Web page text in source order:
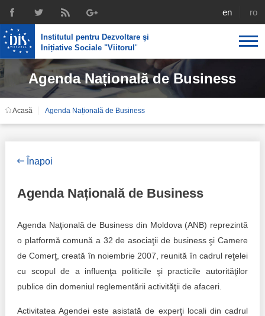
english
Institutul pentru Dezvoltare şi
Inițiative Sociale "Viitorul "
Despre noi
Profil
Recrutare
Chairman's legacy
Scrisori de mulțumire
Media despre IDIS
Rapoarte
Expertiza IDIS
Politici de reintegrare
Politici sociale
Investigații în achizțiile publice
Politici regionale
Bunele practici
Media
Buletinul informativ „Achizițiile publice în vizor”,
Nr.8, iunie 2023
Agenda Națională de Business
Acasă Agenda Națională de Business
Înapoi
Agenda Națională de Business
Agenda Naţională de Business din Moldova (ANB) reprezintă
o platformă comună a 32 de asociaţii de business şi Camere
de Comerţ, creată în noiembrie 2007, reunită în cadrul reţelei
cu scopul de a influenţa politicile şi practicile autorităţilor
publice din domeniul reglementării activităţii de afaceri.
Activitatea Agendei este asistată de experţi locali din cadrul